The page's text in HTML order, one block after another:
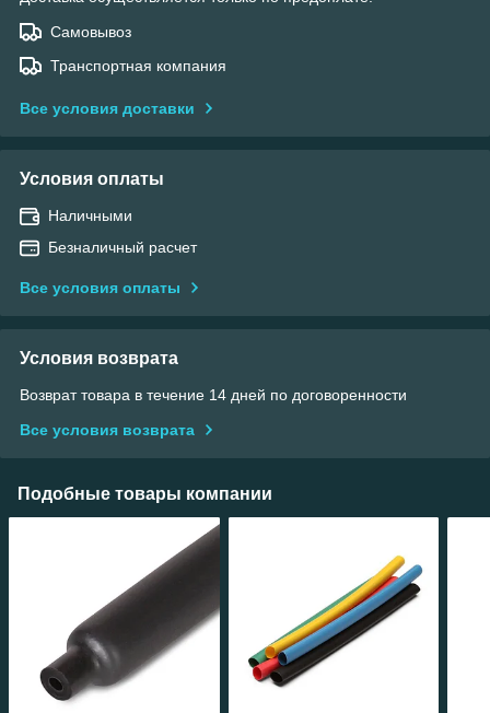
Самовывоз
Транспортная компания
Все условия доставки
Условия оплаты
Наличными
Безналичный расчет
Все условия оплаты
Условия возврата
Возврат товара в течение 14 дней по договоренности
Все условия возврата
Подобные товары компании